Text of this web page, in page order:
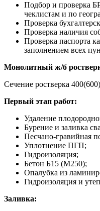
Подбор и проверка
чеклистам и по
Проверка
Проверка наличия
Проверка паспорта
заполнением всех
Монолитный ж/б
Сечение ростверка
Первый этап работ:
Удаление
Бурение и заливка
Песчано-гравийная
Уплотнение ПГП;
Гидроизоляция;
Бетон Б15 (М250);
Опалубка из
Гидроизоляция и
Заливка: